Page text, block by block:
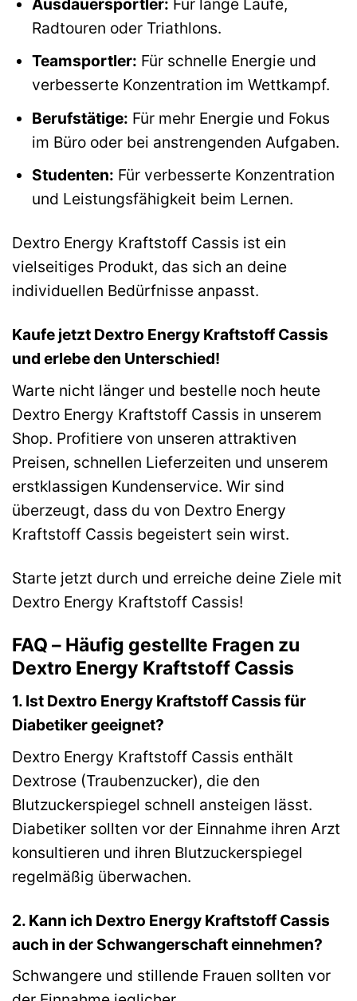
Radtouren oder Triathlons.
Teamsportler: Für schnelle Energie und
verbesserte Konzentration im Wettkampf.
Berufstätige: Für mehr Energie und Fokus
im Büro oder bei anstrengenden Aufgaben.
Studenten: Für verbesserte Konzentration
und Leistungsfähigkeit beim Lernen.
Dextro Energy Kraftstoff Cassis ist ein
vielseitiges Produkt, das sich an deine
individuellen Bedürfnisse anpasst.
Kaufe jetzt Dextro Energy Kraftstoff Cassis
und erlebe den Unterschied!
Warte nicht länger und bestelle noch heute
Dextro Energy Kraftstoff Cassis in unserem
Shop. Profitiere von unseren attraktiven
Preisen, schnellen Lieferzeiten und unserem
erstklassigen Kundenservice. Wir sind
überzeugt, dass du von Dextro Energy
Kraftstoff Cassis begeistert sein wirst.
Starte jetzt durch und erreiche deine Ziele mit
Dextro Energy Kraftstoff Cassis!
FAQ – Häufig gestellte Fragen zu
Dextro Energy Kraftstoff Cassis
1. Ist Dextro Energy Kraftstoff Cassis für
Diabetiker geeignet?
Dextro Energy Kraftstoff Cassis enthält
Dextrose (Traubenzucker), die den
Blutzuckerspiegel schnell ansteigen lässt.
Diabetiker sollten vor der Einnahme ihren Arzt
konsultieren und ihren Blutzuckerspiegel
regelmäßig überwachen.
2. Kann ich Dextro Energy Kraftstoff Cassis
auch in der Schwangerschaft einnehmen?
Schwangere und stillende Frauen sollten vor